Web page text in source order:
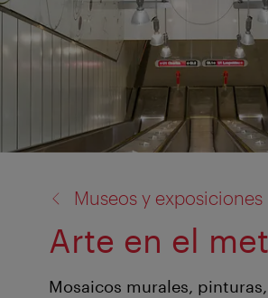
Museos y exposiciones
Arte en el
Mosaicos murales, pinturas,